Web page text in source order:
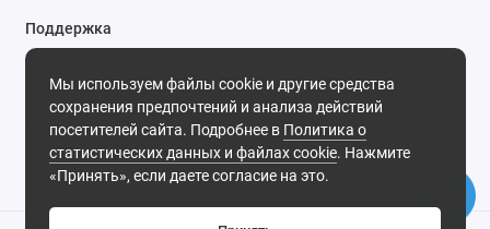
Мы используем файлы cookie и другие средства
сохранения предпочтений и анализа действий
посетителей сайта. Подробнее в Политика о
статистических данных и файлах cookie. Нажмите
«Принять», если даете согласие на это.
Поддержка
8-800-55-00-327
Будни, с 09-30 до 18-30
Мы в сети